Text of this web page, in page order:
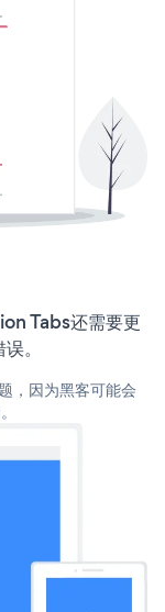
Tabs还需要更
。
，因为黑客可能会